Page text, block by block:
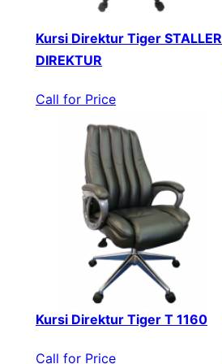
Kursi Direktur Tiger STALLER
DIREKTUR
Call for Price
Kursi Direktur Tiger T 1160
Call for Price